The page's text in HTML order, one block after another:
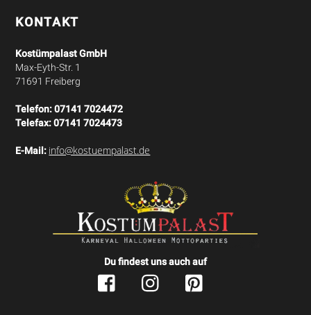
KONTAKT
Kostümpalast GmbH
Max-Eyth-Str. 1
71691 Freiberg
Telefon:07141 7024472
Telefax:07141 7024473
E-Mail: info@kostuempalast.de
Du findest uns auch auf